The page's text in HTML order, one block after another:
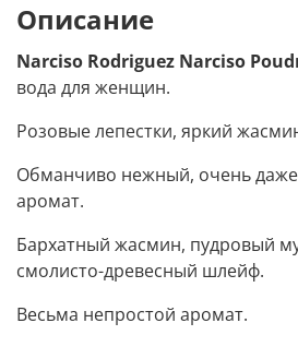
Описание
Narciso Rodriguez Narciso
вода для женщин.
Розовые лепестки, яркий
Обманчиво нежный, очень
аромат.
Бархатный жасмин, пудровый
смолисто-древесный шлейф.
Весьма непростой аромат.